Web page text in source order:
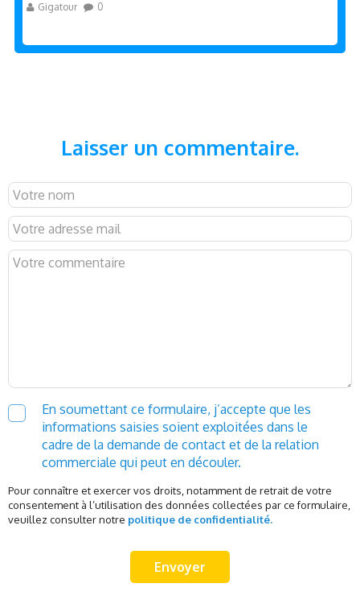
Gigatour 0
Laisser un commentaire.
En soumettant ce formulaire, j’accepte que les
informations saisies soient exploitées dans le
cadre de la demande de contact et de la relation
commerciale qui peut en découler.
Pour connaître et exercer vos droits, notamment de retrait de votre
consentement à l’utilisation des données collectées par ce formulaire,
veuillez consulter notre politique de confidentialité.